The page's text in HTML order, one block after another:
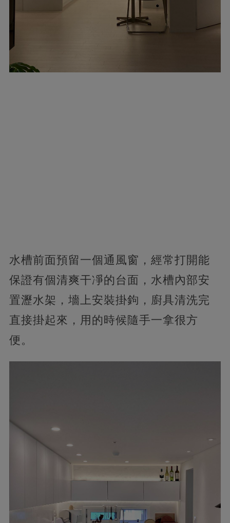
水槽前面預留一個通風窗，經常打開能
保證有個清爽干凈的台面，水槽內部安
置瀝水架，墻上安裝掛鉤，廚具清洗完
直接掛起來，用的時候隨手一拿很方
便。